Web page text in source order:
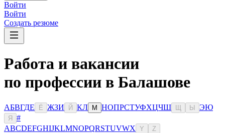
Войти
Войти
Создать резюме
Работа и вакансии
по профессии в Балашове
АБВГДЕ Ё ЖЗИ Й КЛ М НОПРСТУФХЦЧШ Ы ЭЮ
Я
#
ABCDEFGHIJKLMNOPQRSTUVWX Y Z